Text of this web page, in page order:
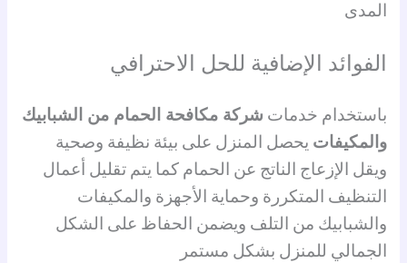
المدى
الفوائد الإضافية للحل الاحترافي
باستخدام خدمات شركة مكافحة الحمام من الشبابيك
والمكيفات يحصل المنزل على بيئة نظيفة وصحية
ويقل الإزعاج الناتج عن الحمام كما يتم تقليل أعمال
التنظيف المتكررة وحماية الأجهزة والمكيفات
والشبابيك من التلف ويضمن الحفاظ على الشكل
الجمالي للمنزل بشكل مستمر